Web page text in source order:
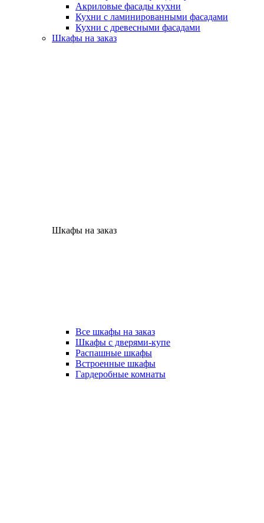
Акриловые фасады кухни
Кухни с ламинированными фасадами
Кухни с древесными фасадами
Шкафы на заказ
Шкафы на заказ
Все шкафы на заказ
Шкафы с дверями-купе
Распашные шкафы
Встроенные шкафы
Гардеробные комнаты